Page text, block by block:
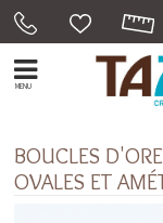
MENU
BOUCLES
OVALES ET